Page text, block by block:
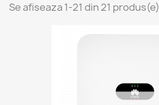
Se afiseaza 1-21 din 21 produs(e)